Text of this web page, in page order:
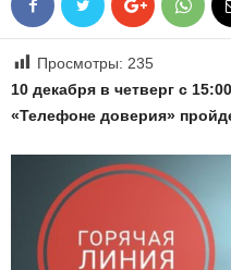
Просмотры: 235
10 декабря в четверг с
«Телефоне доверия»